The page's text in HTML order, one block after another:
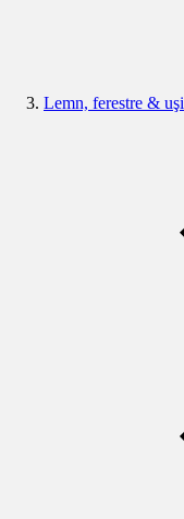
Lemn, ferestre & uşi